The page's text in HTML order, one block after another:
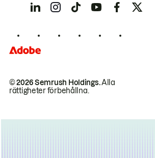
© 2026 Semrush Holdings.Alla
rättigheter förbehållna.